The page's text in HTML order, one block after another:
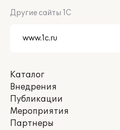
Другие сайты 1С
Каталог
Внедрения
Публикации
Мероприятия
Партнеры